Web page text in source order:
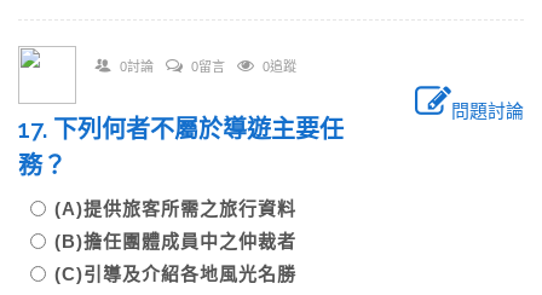
0討論 0留言 0追蹤
問題討論
17. 下列何者不屬於導遊主要任
務？
(A)提供旅客所需之旅行資料
(B)擔任團體成員中之仲裁者
(C)引導及介紹各地風光名勝